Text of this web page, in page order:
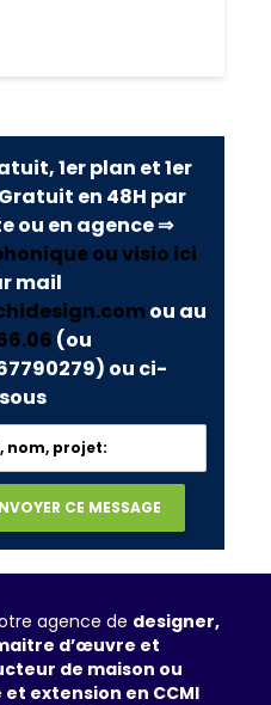
1er plan et 1er
en 48H par
ou en agence ⇒
ou visio ici
mail
ou au
(ou
ou ci-
agence de designer,
d’œuvre et
de maison ou
extension en CCMI